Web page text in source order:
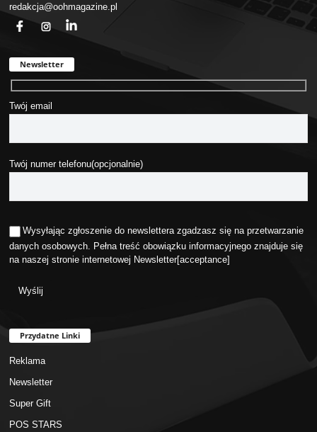
redakcja@oohmagazine.pl
Newsletter
Twój email
Twój numer telefonu(opcjonalnie)
Wysyłając zgłoszenie do newslettera zgadzasz się na przetwarzanie
danych osobowych. Pełna treść obowiązku informacyjnego znajduje się
na naszej stronie internetowej Newsletter[acceptance]
Przydatne Linki
Reklama
Newsletter
Super Gift
POS STARS